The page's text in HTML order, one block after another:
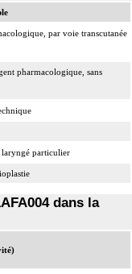
par voie transcutanée
pharmacologique, sans
particulier
dans la